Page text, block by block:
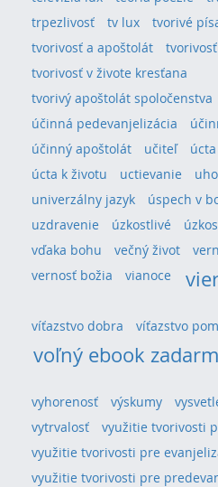
trpezlivosť
tv lux tvorivé
tvorivosť a apoštolát
tvorivosť v živote kresťana
tvorivý apoštolát spoločenstva
účinná pedevanjelizácia
účinný apoštolát
učiteľ úcta
úcta k životu
uctievanie
univerzálny jazyk
úspech v
uzdravenie
úzkostlivé
vďaka bohu
večný život
vernosť božia
vianoce
víťazstvo dobra
víťazstvo
voľný ebook
vyhorenosť
výskumy
vytrvalosť
využitie tvorivosti
využitie tvorivosti pre
využitie tvorivosti pre